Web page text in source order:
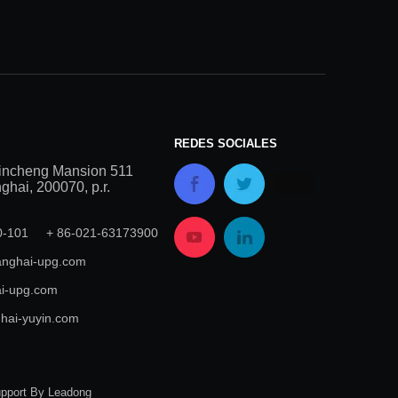
Mansion 511
200070, p.r.
101 + 86-021-63173900
upg.com
upg.com
yuyin.com
REDES SOCIALES
By Leadong